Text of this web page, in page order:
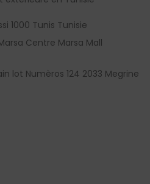
1000 Tunis Tunisie
Centre Marsa Mall
lot Numèros 124 2033 Megrine